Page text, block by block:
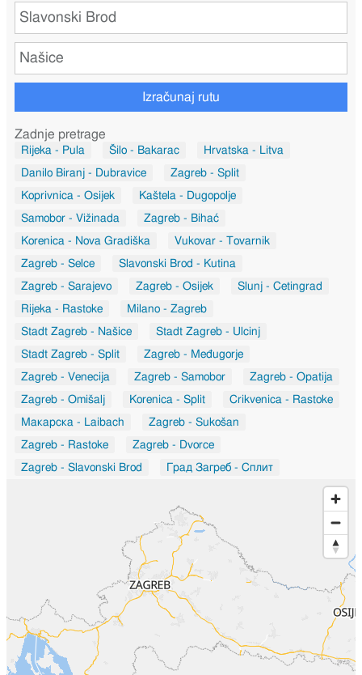
Izračunaj rutu
Zadnje pretrage
Rijeka - Pula Šilo - Bakarac
Hrvatska - Litva
Danilo Biranj - Dubravice
Zagreb - Split
Koprivnica - Osijek
Kaštela - Dugopolje
Samobor - Vižinada
Zagreb - Bihać
Korenica - Nova Gradiška
Vukovar - Tovarnik
Zagreb - Selce
Slavonski Brod - Kutina
Zagreb - Sarajevo
Zagreb - Osijek
Slunj - Cetingrad
Rijeka - Rastoke
Milano - Zagreb
Stadt Zagreb - Našice
Stadt Zagreb - Ulcinj
Stadt Zagreb - Split
Zagreb - Međugorje
Zagreb - Venecija
Zagreb - Samobor
Zagreb - Opatija
Zagreb - Omišalj
Korenica - Split
Crikvenica - Rastoke
Макарска - Laibach
Zagreb - Sukošan
Zagreb - Rastoke
Zagreb - Dvorce
Zagreb - Slavonski Brod
Град Загреб - Сплит
Град Загреб - Ashok Vihar
Koprivnica - Slavonski Brod
Zagreb - Našice
Zagreb - Sveti Martin na Muri
Duga Resa - Buzet
Municipality of Povljana - Karlovac
Zagreb - Nova Gradiška
Osijek - Vinkovci
Zagreb - Pozega
Mirlović Zagora - Kaštela